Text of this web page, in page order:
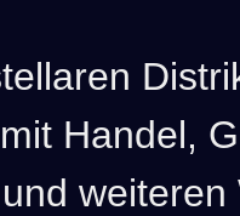
Handel,